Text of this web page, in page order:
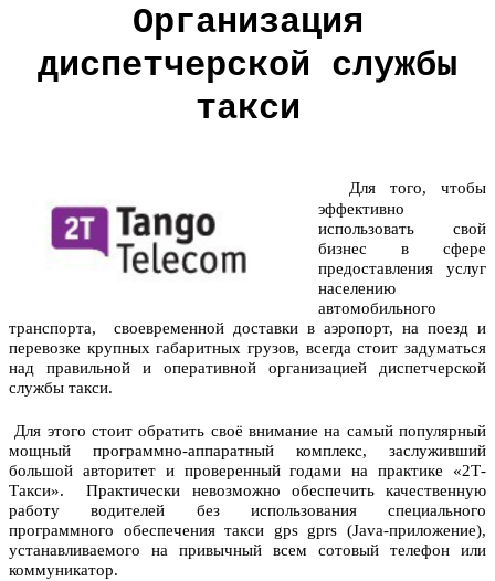
Организация
диспетчерской службы
такси
Для того, чтобы
эффективно
использовать свой
бизнес в сфере
предоставления услуг
населению
автомобильного
транспорта, своевременной доставки в аэропорт, на поезд и
перевозке крупных габаритных грузов, всегда стоит задуматься
над правильной и оперативной организацией диспетчерской
службы такси.
Для этого стоит обратить своё внимание на самый популярный
мощный программно-аппаратный комплекс, заслуживший
большой авторитет и проверенный годами на практике «2Т-
Такси». Практически невозможно обеспечить качественную
работу водителей без использования специального
программного обеспечениятакси gps gprs (Java-приложение),
устанавливаемого на привычный всем сотовый телефон или
коммуникатор.